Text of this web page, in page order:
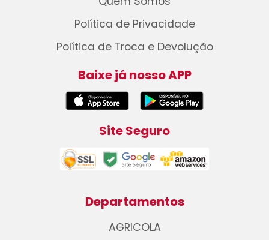
Política de Privacidade
Política de Troca e Devolução
Baixe já nosso APP
Site Seguro
Departamentos
AGRICOLA